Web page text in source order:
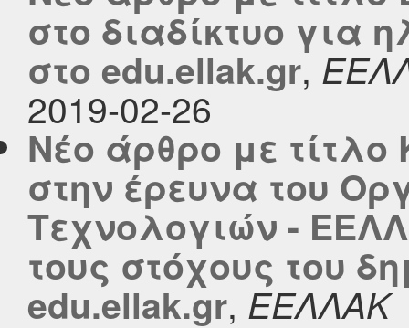
στο διαδίκτυο για
στο edu.ellak.gr,
2019-02-26
Νέο άρθρο με
στην έρευνα του
Τεχνολογιών -
τους στόχους του
edu.ellak.gr, ΕΕΛΛΑΚ